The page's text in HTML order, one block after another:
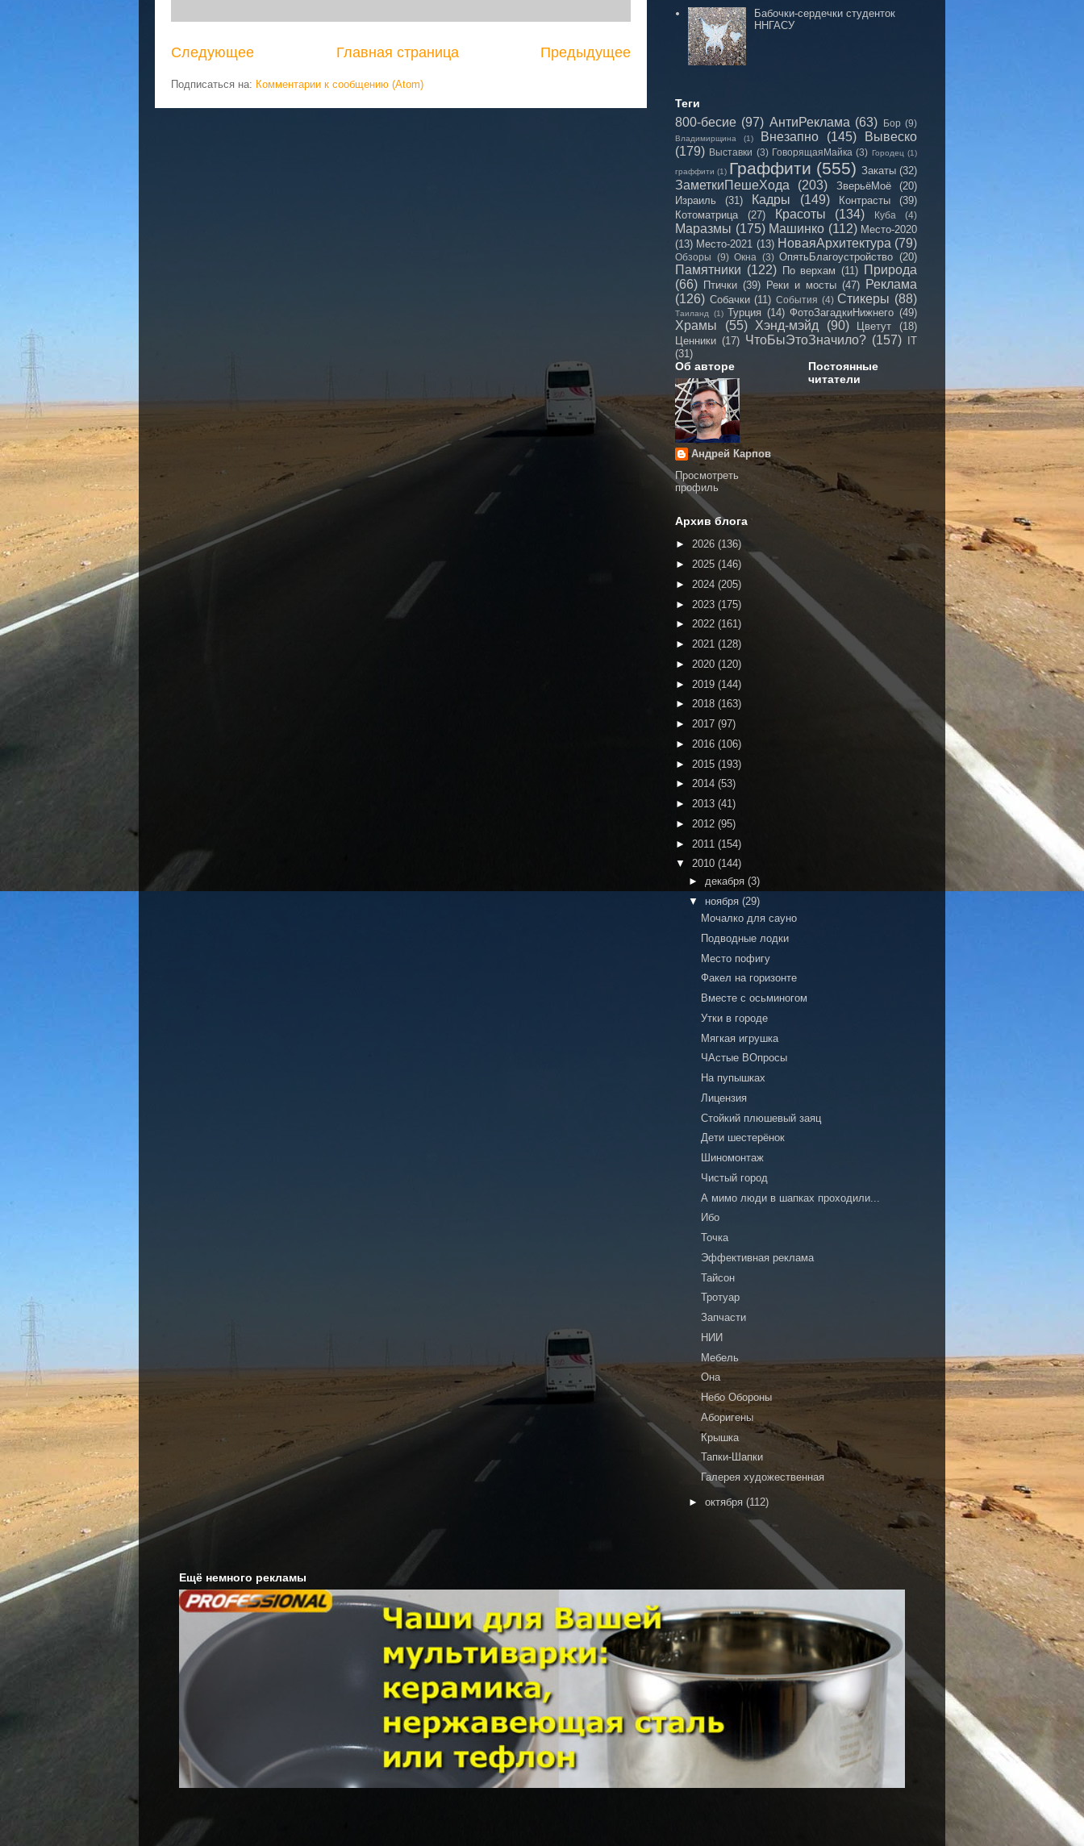
Следующее Предыдущее
Главная страница
Подписаться на: Комментарии к сообщению (Atom)
Бабочки-сердечки студенток
ННГАСУ
Теги
800-бесие (97) АнтиРеклама (63) Бор (9)
Владимирщина (1) Внезапно (145)
Вывеско
(179) Выставки (3) ГоворящаяМайка (3) Городец (1)
граффити (1) Граффити (555) Закаты (32)
ЗаметкиПешеХода (203) ЗверьёМоё
(20)
Израиль
(31) Кадры (149) Контрасты
(39)
Котоматрица
(27) Красоты (134) Куба (4)
Маразмы (175) Машинко (112) Место-2020
(13) Место-2021 (13) НоваяАрхитектура (79)
Обзоры (9) Окна (3) ОпятьБлагоустройство (20)
Памятники (122) По верхам (11) Природа
(66) Птички (39) Реки и мосты (47) Реклама
(126) Собачки (11) События (4) Стикеры (88)
Таиланд (1) Турция (14) ФотоЗагадкиНижнего (49)
Храмы (55) Хэнд-мэйд (90) Цветут
(18)
Ценники (17) ЧтоБыЭтоЗначило? (157)
IT
(31)
Об авторе
Андрей Карпов
Просмотреть
профиль
Постоянные
читатели
Архив блога
► 2026 (136)
► 2025 (146)
► 2024 (205)
► 2023 (175)
► 2022 (161)
► 2021 (128)
► 2020 (120)
► 2019 (144)
► 2018 (163)
► 2017 (97)
► 2016 (106)
► 2015 (193)
► 2014 (53)
► 2013 (41)
► 2012 (95)
► 2011 (154)
▼ 2010 (144)
► декабря (3)
▼ ноября (29)
Мочалко для сауно
Подводные лодки
Место пофигу
Факел на горизонте
Вместе с осьминогом
Утки в городе
Мягкая игрушка
ЧАстые ВОпросы
На пупышках
Лицензия
Стойкий плюшевый заяц
Дети шестерёнок
Шиномонтаж
Чистый город
А мимо люди в шапках проходили...
Ибо
Точка
Эффективная реклама
Тайсон
Тротуар
Запчасти
НИИ
Мебель
Она
Небо Обороны
Аборигены
Крышка
Тапки-Шапки
Галерея художественная
► октября (112)
Ещё немного рекламы